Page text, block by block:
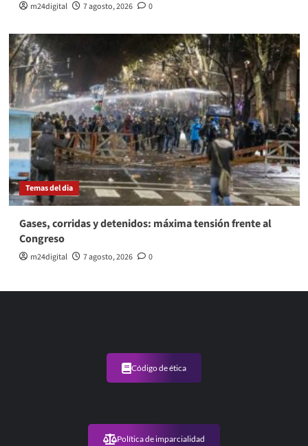
m24digital 7 agosto, 2026 0
Temas del dia
Gases, corridas y detenidos: máxima tensión frente al
Congreso
m24digital 7 agosto, 2026 0
Código de ética
Política de imparcialidad